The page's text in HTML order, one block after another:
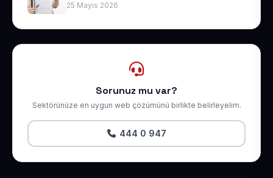
25 Mayıs 2026
Sorunuz mu var?
Sektörünüze en uygun web çözümünü birlikte belirleyelim.
444 0 947